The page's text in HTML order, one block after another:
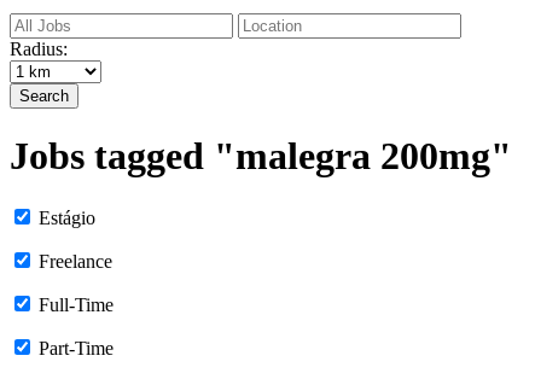
Radius:
Search
Jobs tagged "malegra 200mg"
Estágio
Freelance
Full-Time
Part-Time